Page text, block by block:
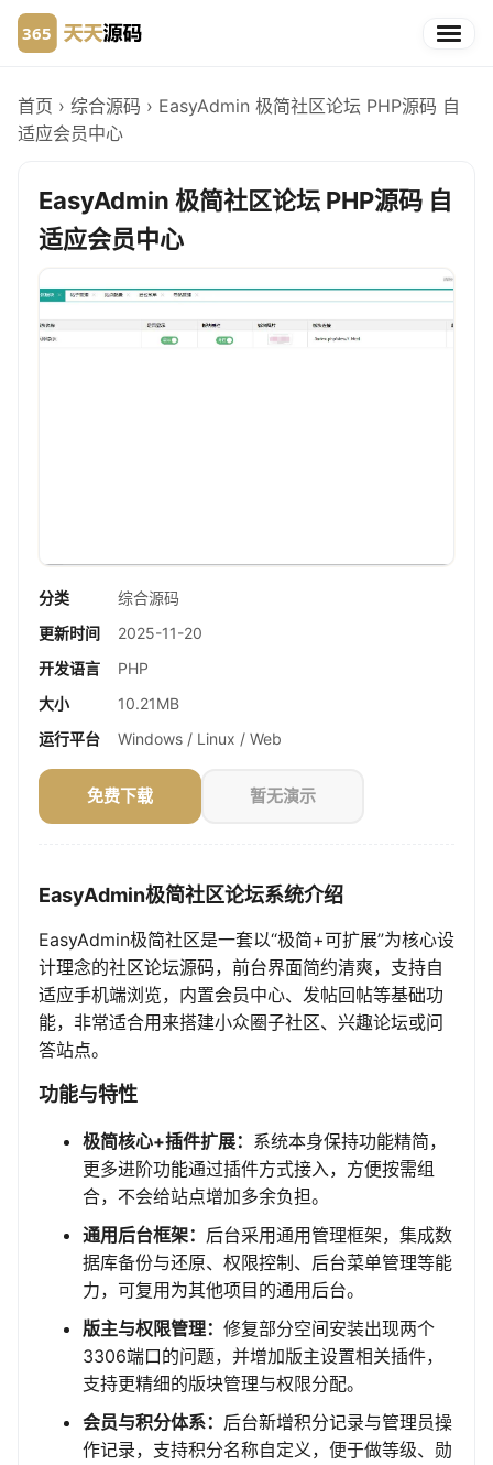
首页 › 综合源码 › EasyAdmin 极简社区论坛 PHP源码 自
适应会员中心
EasyAdmin 极简社区论坛 PHP源码 自
适应会员中心
分类
综合源码
更新时间
2025-11-20
开发语言
PHP
大小
10.21MB
运行平台
Windows / Linux / Web
免费下载 暂无演示
EasyAdmin极简社区论坛系统介绍
EasyAdmin极简社区是一套以“极简+可扩展”为核心设
计理念的社区论坛源码，前台界面简约清爽，支持自
适应手机端浏览，内置会员中心、发帖回帖等基础功
能，非常适合用来搭建小众圈子社区、兴趣论坛或问
答站点。
功能与特性
极简核心+插件扩展： 系统本身保持功能精简，
更多进阶功能通过插件方式接入，方便按需组
合，不会给站点增加多余负担。
通用后台框架： 后台采用通用管理框架，集成数
据库备份与还原、权限控制、后台菜单管理等能
力，可复用为其他项目的通用后台。
版主与权限管理： 修复部分空间安装出现两个
3306端口的问题，并增加版主设置相关插件，
支持更精细的版块管理与权限分配。
会员与积分体系： 后台新增积分记录与管理员操
作记录，支持积分名称自定义，便于做等级、勋